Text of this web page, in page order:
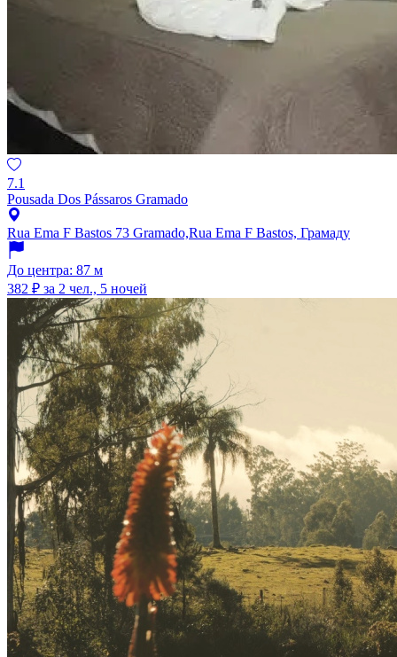
7.1
Pousada Dos Pássaros Gramado
Rua Ema F Bastos 73 Gramado,Rua Ema F Bastos, Грамаду
До центра: 87 м
382 ₽ за 2 чел., 5 ночей